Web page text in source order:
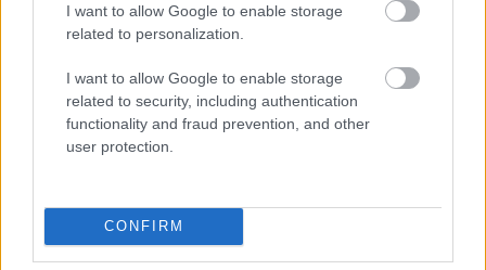
I want to allow Google to enable storage
related to personalization.
I want to allow Google to enable storage
related to security, including authentication
functionality and fraud prevention, and other
user protection.
CONFIRM